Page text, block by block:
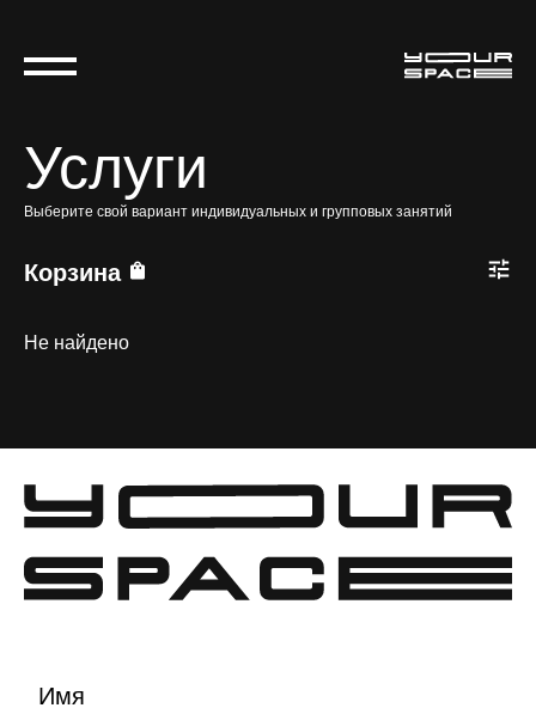
Услуги
Выберите свой вариант индивидуальных и групповых занятий
Корзина
Не найдено